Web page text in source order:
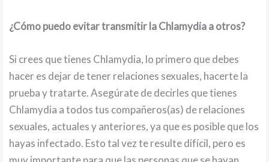
¿Cómo puedo evitar transmitir la Chlamydia a otros?
Si crees que tienes Chlamydia, lo primero que debes
hacer es dejar de tener relaciones sexuales, hacerte la
prueba y tratarte. Asegúrate de decirles que tienes
Chlamydia a todos tus compañeros(as) de relaciones
sexuales, actuales y anteriores, ya que es posible que los
hayas infectado. Esto tal vez te resulte difícil, pero es